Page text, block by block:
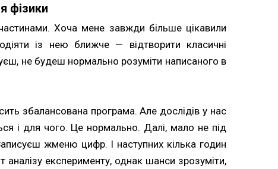
фізики
Хоча мене завжди більше цікавили
із нею ближче — відтворити класичні
не будеш нормально розуміти написаного в
збалансована програма. Але дослідів у нас
і для чого. Це нормально. Далі, мало не під
жменю цифр. І наступних кілька годин
експерименту, однак шанси зрозуміти,